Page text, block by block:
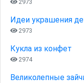
2973
Идеи украшения
2973
Кукла из конфет
2974
Великолепные